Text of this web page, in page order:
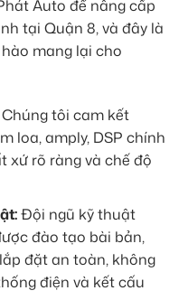
Auto để nâng cấp
tại Quận 8, và đây là
mang lại cho
Chúng tôi cam kết
loa, amply, DSP chính
xứ rõ ràng và chế độ
Đội ngũ kỹ thuật
đào tạo bài bản,
đặt an toàn, không
điện và kết cấu